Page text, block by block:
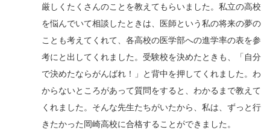
厳しくたくさんのことを教えてもらいました。私立の高校
を悩んでいて相談したときは、医師という私の将来の夢の
ことも考えてくれて、各高校の医学部への進学率の表を参
考にと出してくれました。受験校を決めたときも、「自分
で決めたならがんばれ！」と背中を押してくれました。わ
からないところがあって質問をすると、わかるまで教えて
くれました。そんな先生たちがいたから、私は、ずっと行
きたかった岡崎高校に合格することができました。